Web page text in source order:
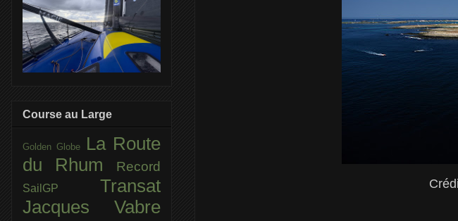
Course au Large
Golden Globe
La Route
du Rhum
Record
SailGP Transat
Jacques Vabre